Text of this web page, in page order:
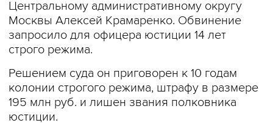
Центральному административному округу
Москвы Алексей Крамаренко. Обвинение
запросило для офицера юстиции 14 лет
строго режима.
Решением суда он приговорен к 10 годам
колонии строгого режима, штрафу в размере
195 млн руб. и лишен звания полковника
юстиции.